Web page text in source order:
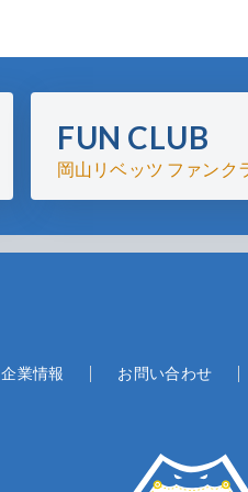
FUN CLUB
岡山リベッツ ファンク
企業情報 お問い合わせ